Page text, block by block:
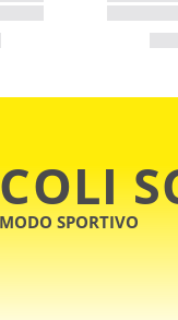
SPORTIVO